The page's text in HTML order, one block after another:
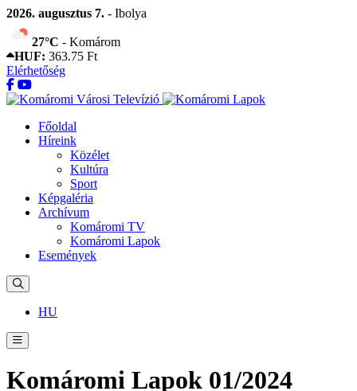
2026. augusztus 7. - Ibolya
27°C - Komárom
HUF: 363.75 Ft
Elérhetőség
Főoldal
Híreink
Közélet
Kultúra
Sport
Képgaléria
Archívum
Komáromi TV
Komáromi Lapok
Események
HU
Komáromi Lapok 01/2024